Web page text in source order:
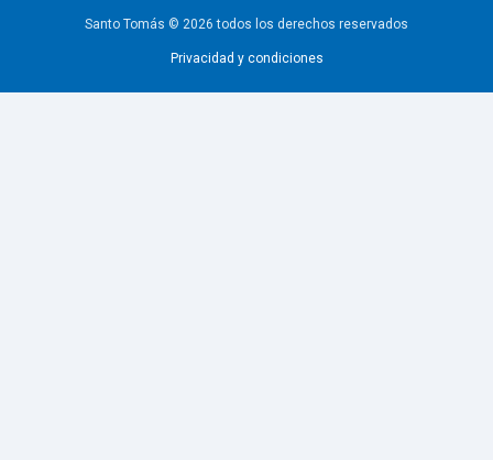
Santo Tomás © 2026 todos los derechos reservados
Privacidad y condiciones